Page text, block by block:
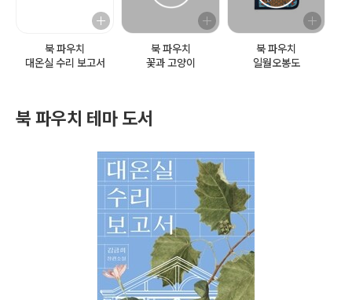
북 파우치
대온실 수리 보고서
북 파우치
꽃과 고양이
북 파우치
일월오봉도
북 파우치 테마 도서